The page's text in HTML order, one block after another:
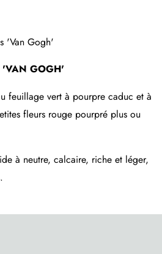
'Van Gogh'
'VAN GOGH'
feuillage vert à pourpre caduc et à
fleurs rouge pourpré plus ou
à neutre, calcaire, riche et léger,